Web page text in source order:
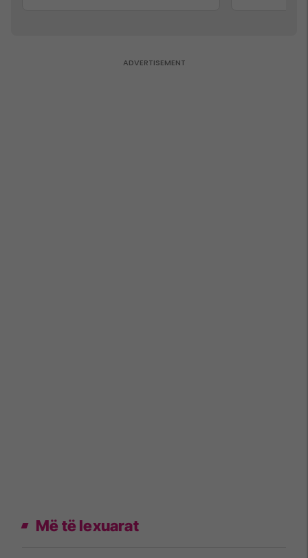
Më të lexuarat